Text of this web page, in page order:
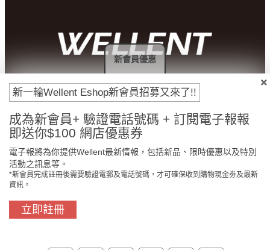
付款方法
新一輪Wellent Eshop新會員招募又來了!!
成為新會員+ 驗證電話號碼 + 訂閱電子報報
即送你$100 網店優惠券
電子報將為你提供Wellent最新情報，包括新品、限時優惠以及特別
活動之訊息等。
*新會員完成註冊後需要驗證電郵及電話號碼，才可確保收到購物現金劵及最新
資訊。
立即註冊
新會員優惠